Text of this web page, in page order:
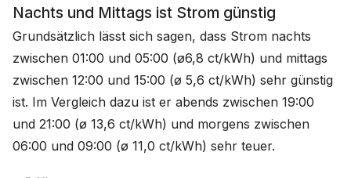
Nachts und Mittags ist Strom günstig
Grundsätzlich lässt sich sagen, dass Strom nachts
zwischen 01:00 und 05:00 (ø6,8 ct/kWh) und mittags
zwischen 12:00 und 15:00 (ø 5,6 ct/kWh) sehr günstig
ist. Im Vergleich dazu ist er abends zwischen 19:00
und 21:00 (ø 13,6 ct/kWh) und morgens zwischen
06:00 und 09:00 (ø 11,0 ct/kWh) sehr teuer.